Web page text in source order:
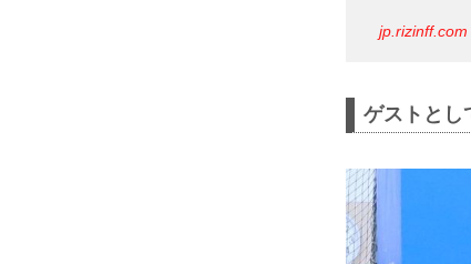
jp.rizinff.com
ゲストとし